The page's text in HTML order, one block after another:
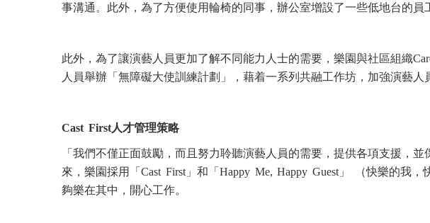
事溝通。此外，為了方便使用輪椅的同事，辦公室增設了一些低地台的員
此外，為了讓演藝人員更加了解不同能力人士的需要，樂園與社區組織
人員舉辦「無障礙大使訓練計劃」，藉着一系列共融工作坊，加強演藝人
Cast First人才管理策略
「我們不僅正面鼓勵，而且努力聆聽演藝人員的需要，提供各項支援，
來，樂園採用「Cast First」和「Happy Me, Happy Guest」 （快樂的我
夠樂在其中，開心工作。